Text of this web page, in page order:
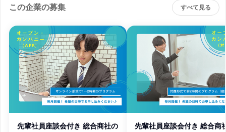
この企業の募集 すべて見る
先輩社員座談会付き 総合商社の
先輩社員座談会付き 総合商